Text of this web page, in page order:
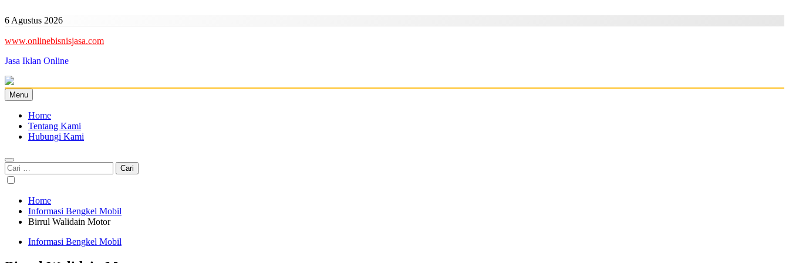
to
6 Agustus 2026
www.onlinebisnisjasa.com
Jasa Iklan Online
Menu
Home
Tentang Kami
Hubungi Kami
Cari
untuk:
Home
Informasi Bengkel Mobil
Birrul Walidain Motor
Informasi Bengkel Mobil